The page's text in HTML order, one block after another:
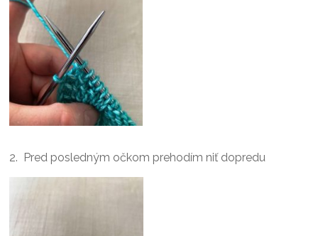
2. Pred posledným očkom prehodím niť dopredu